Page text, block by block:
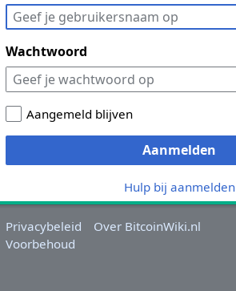
Wachtwoord
Aangemeld blijven
Aanmelden
Hulp bij aanmelden
Privacybeleid
Over BitcoinWiki.nl
Voorbehoud